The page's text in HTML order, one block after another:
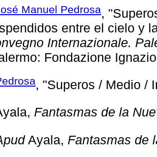
Manuel Pedrosa,
entre el cielo y
Internazionale.
Fondazione
, "Superos / Medio /
Fantasmas de la
Ayala, Fantasmas de